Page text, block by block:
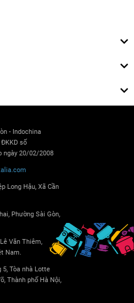
- Indochina
số
ngày 20/02/2008
Long Hậu, Xã Cần
Phường Sài Gòn,
Văn Thiêm,
Nam.
5, Tòa nhà Lotte
Thành phố Hà Nội,